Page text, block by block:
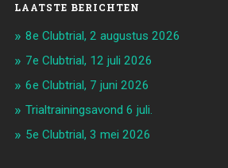
LAATSTE BERICHTEN
8e Clubtrial, 2 augustus 2026
7e Clubtrial, 12 juli 2026
6e Clubtrial, 7 juni 2026
Trialtrainingsavond 6 juli.
5e Clubtrial, 3 mei 2026